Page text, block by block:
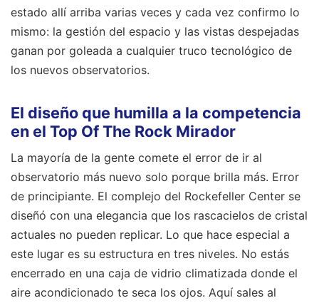
estado allí arriba varias veces y cada vez confirmo lo
mismo: la gestión del espacio y las vistas despejadas
ganan por goleada a cualquier truco tecnológico de
los nuevos observatorios.
El diseño que humilla a la competencia
en el Top Of The Rock Mirador
La mayoría de la gente comete el error de ir al
observatorio más nuevo solo porque brilla más. Error
de principiante. El complejo del Rockefeller Center se
diseñó con una elegancia que los rascacielos de cristal
actuales no pueden replicar. Lo que hace especial a
este lugar es su estructura en tres niveles. No estás
encerrado en una caja de vidrio climatizada donde el
aire acondicionado te seca los ojos. Aquí sales al